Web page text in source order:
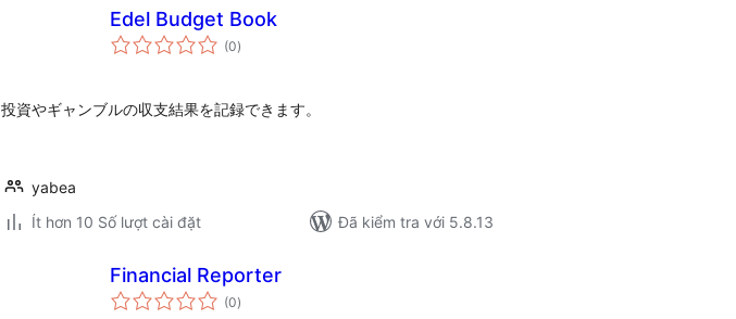
Edel Budget Book
(0tổng
đánh
)
投資やギャンブルの収支結果を記録できます。
yabea
Ít hơn 10 Số lượt cài đặt
Đã kiểm tra với 5.8.13
Financial Reporter
(0tổng
đánh
)